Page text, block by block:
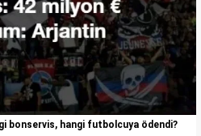
bonservis, hangi futbolcuya ödendi?